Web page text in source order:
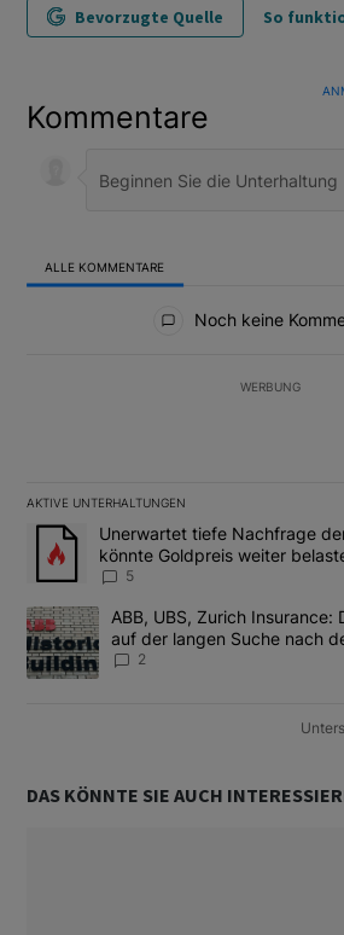
Bevorzugte Quelle So
Kommentare
ALLE KOMMENTARE
Noch keine
WERBUNG
AKTIVE UNTERHALTUNGEN
Das Folgende ist eine Liste der am
Ein Trendartikel mit dem Titel
Unerwartet tiefe Nachfrage
könnte Goldpreis weiter
5
Ein Trendartikel mit dem Titel "ABB,
ABB, UBS, Zurich Insurance:
auf der langen Suche nach
2
DAS KÖNNTE SIE AUCH